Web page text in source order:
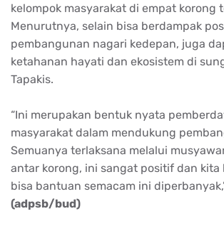
kelompok masyarakat di empat korong
Menurutnya, selain bisa berdampak
pembangunan nagari kedepan, juga
ketahanan hayati dan ekosistem di
Tapakis.
“Ini merupakan bentuk nyata
masyarakat dalam mendukung
Semuanya terlaksana melalui
antar korong, ini sangat positif dan kita
bisa bantuan semacam ini
(adpsb/bud)